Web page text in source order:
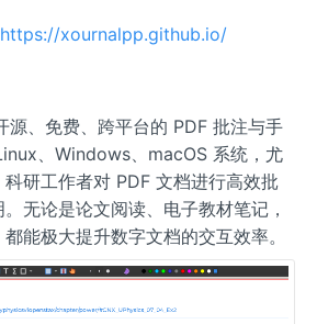
https://xournalpp.github.io/
、免费、跨平台的 PDF 批注与手
、Windows、macOS 系统，尤
研工作者对 PDF 文档进行高效批
无论是论文阅读、电子教材笔记，
能极大提升数字文档的交互效率。